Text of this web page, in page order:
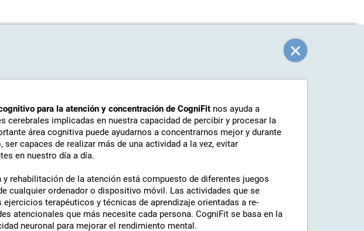
para la atención y concentración de CogniFit nos ayuda a
cerebrales implicadas en nuestra capacidad de percibir y procesar la
área cognitiva puede ayudarnos a concentrarnos mejor y durante
capaces de realizar más de una actividad a la vez, evitar
en nuestro día a día.
rehabilitación de la atención está compuesto de diferentes juegos
cualquier ordenador o dispositivo móvil. Las actividades que se
ejercicios terapéuticos y técnicas de aprendizaje orientadas a re-
atencionales que más necesite cada persona. CogniFit se basa en la
neuronal para mejorar el rendimiento mental.